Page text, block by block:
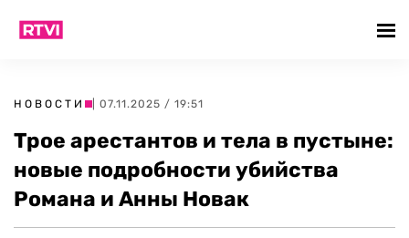
НОВОСТИ | 07.11.2025 / 19:51
Трое арестантов и тела в пустыне:
новые подробности убийства
Романа и Анны Новак